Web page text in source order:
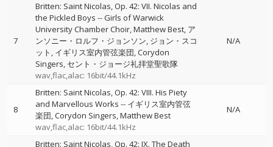
7
Britten: Saint Nicolas, Op. 42: VII. Nicolas and
the Pickled Boys --Girls of Warwick
University Chamber Choir Matthew Best ア
ンソニー・ロルフ・ジョンソン ジョン・スコ
ット イギリス室内管弦楽団 Corydon
Singers セント・ジョージ礼拝堂聖歌隊
wav,flac,alac: 16bit/44.1kHz
N/A
8
Britten: Saint Nicolas, Op. 42: VIII. His Piety
and Marvellous Works -- イギリス室内管弦
楽団 Corydon Singers Matthew Best
wav,flac,alac: 16bit/44.1kHz
N/A
Britten: Saint Nicolas, Op. 42: IX. The Death